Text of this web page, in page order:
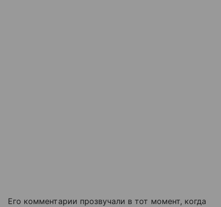
Его комментарии прозвучали в тот момент, когда